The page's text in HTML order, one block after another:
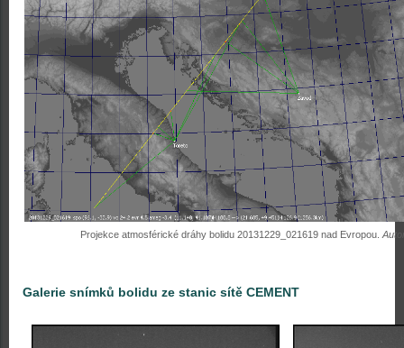
Projekce atmosférické dráhy bolidu 20131229_021619 nad Evropou.
Galerie snímků bolidu ze stanic sítě CEMENT